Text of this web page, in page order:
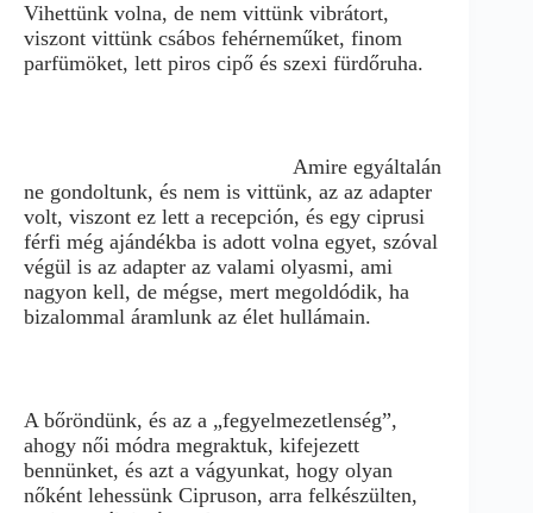
Vihettünk volna, de nem vittünk vibrátort,
viszont vittünk csábos fehérneműket, finom
parfümöket, lett piros cipő és szexi fürdőruha.
Amire egyáltalán
ne gondoltunk, és nem is vittünk, az az adapter
volt, viszont ez lett a recepción, és egy ciprusi
férfi még ajándékba is adott volna egyet, szóval
végül is az adapter az valami olyasmi, ami
nagyon kell, de mégse, mert megoldódik, ha
bizalommal áramlunk az élet hullámain.
A bőröndünk, és az a „fegyelmezetlenség”,
ahogy női módra megraktuk, kifejezett
bennünket, és azt a vágyunkat, hogy olyan
nőként lehessünk Cipruson, arra felkészülten,